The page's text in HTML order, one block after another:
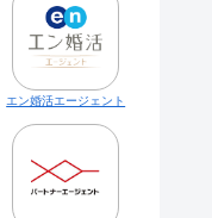
エン婚活エージェント